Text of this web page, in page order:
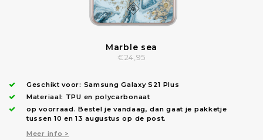
Marble sea
€24,95
Geschikt voor: Samsung Galaxy S21 Plus
Materiaal: TPU en polycarbonaat
op voorraad.Bestel je vandaag, dan gaat je pakketje
tussen 10 en 13 augustus op de post.
Meer info >